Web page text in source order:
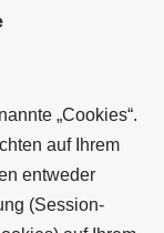
„Cookies“.
auf Ihrem
entweder
(Session-